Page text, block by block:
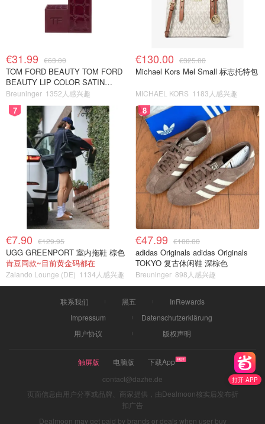
打开 APP
€31.99 €63.00
TOM FORD BEAUTY TOM FORD
BEAUTY LIP COLOR SATIN
MATTE 裸玫瑰口红
Breuninger 1352人感兴趣
€130.00 €325.00
Michael Kors Mel Small 标志托特包
MICHAEL KORS 1183人感兴趣
7
€7.90 €129.95
UGG GREENPORT 室内拖鞋 棕色
肯豆同款~目前黄金码都在
Zalando Lounge (DE) 1134人感兴趣
8
€47.99 €100.00
adidas Originals adidas Originals
TOKYO 复古休闲鞋 深棕色
Breuninger 898人感兴趣
联系我们 黑五
InRewards
Impressum
Datenschutzerklärung
用户协议
版权声明
触屏版 电脑版
下载App
contact@dazhe.de
页面信息由用户分享或品牌、商家提供，由Dealmoon核实后发布折
扣广告
Dealmoon may get paid by brands or deals when user buy